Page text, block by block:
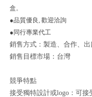
盒 。
●品質優良, 歡迎洽詢
●同行專業代工
銷售方式：製造、合作、出
銷售目標市場：台灣
競爭特點
接受獨特設計或logo：可接